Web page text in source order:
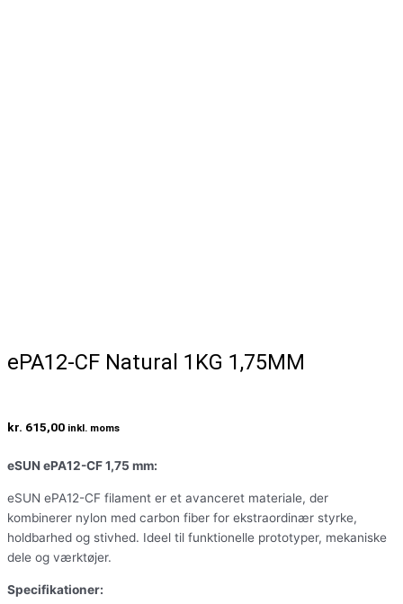
ePA12-CF Natural 1KG 1,75MM
kr. 615,00 inkl. moms
eSUN ePA12-CF 1,75 mm:
eSUN ePA12-CF filament er et avanceret materiale, der
kombinerer nylon med carbon fiber for ekstraordinær styrke,
holdbarhed og stivhed. Ideel til funktionelle prototyper, mekaniske
dele og værktøjer.
Specifikationer: